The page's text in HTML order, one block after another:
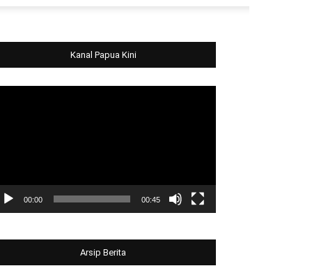
Kanal Papua Kini
00:00 00:45
Arsip Berita